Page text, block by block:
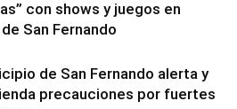
con shows y juegos en
San Fernando
de San Fernando alerta y
precauciones por fuertes